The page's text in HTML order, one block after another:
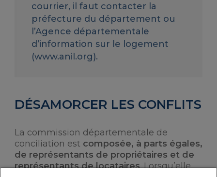
courrier, il faut contacter la
préfecture du département ou
l’Agence départementale
d’information sur le logement
(www.anil.org).
DÉSAMORCER LES CONFLITS
La commission départementale de
conciliation est composée, à parts égales,
de représentants de propriétaires et de
représentants de locataires. Lorsqu’elle